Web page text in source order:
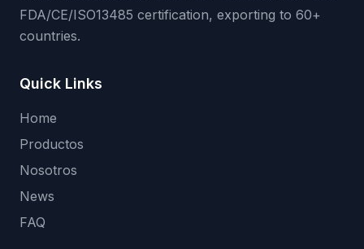
FDA/CE/ISO13485 certification, exporting to 60+
countries.
Quick Links
Home
Productos
Nosotros
News
FAQ